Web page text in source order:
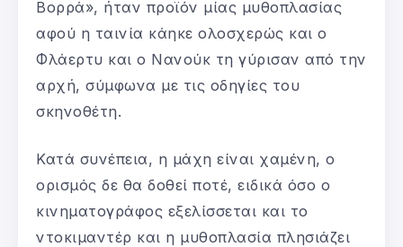
Βορρά», ήταν προϊόν μίας μυθοπλασίας
αφού η ταινία κάηκε ολοσχερώς και ο
Φλάερτυ και ο Νανούκ τη γύρισαν από την
αρχή, σύμφωνα με τις οδηγίες του
σκηνοθέτη.
Κατά συνέπεια, η μάχη είναι χαμένη, ο
ορισμός δε θα δοθεί ποτέ, ειδικά όσο ο
κινηματογράφος εξελίσσεται και το
ντοκιμαντέρ και η μυθοπλασία πλησιάζει